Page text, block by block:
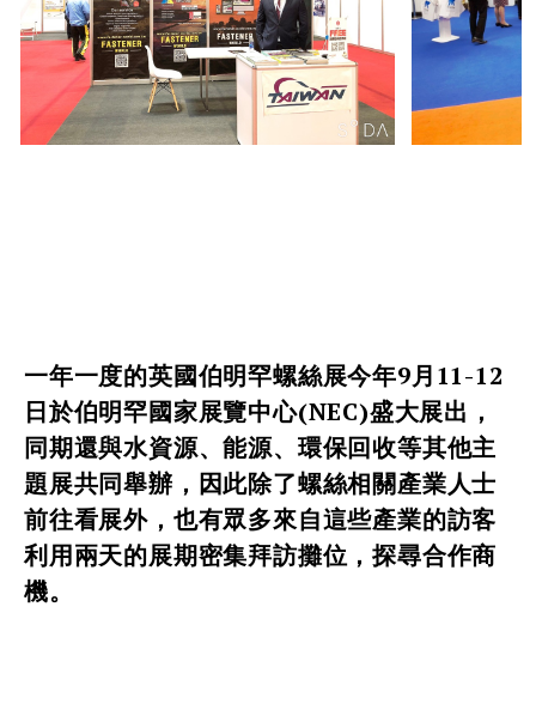
一年一度的英國伯明罕螺絲展今年9月11-12
日於伯明罕國家展覽中心(NEC)盛大展出，
同期還與水資源、能源、環保回收等其他主
題展共同舉辦，因此除了螺絲相關產業人士
前往看展外，也有眾多來自這些產業的訪客
利用兩天的展期密集拜訪攤位，探尋合作商
機。